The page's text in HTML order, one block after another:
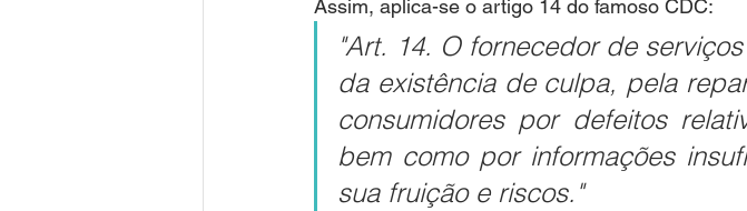
Assim, aplica-se o artigo 14 do famoso CDC:
"Art. 14. O fornecedor de
da existência de culpa, pela
consumidores por defeitos
bem como por informações
sua fruição e riscos."